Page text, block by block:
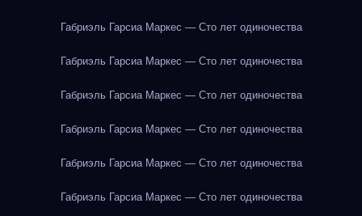
Габриэль Гарсиа Маркес — Сто лет одиночества
Габриэль Гарсиа Маркес — Сто лет одиночества
Габриэль Гарсиа Маркес — Сто лет одиночества
Габриэль Гарсиа Маркес — Сто лет одиночества
Габриэль Гарсиа Маркес — Сто лет одиночества
Габриэль Гарсиа Маркес — Сто лет одиночества